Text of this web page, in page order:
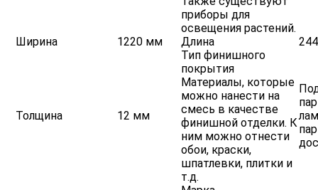
приборы для
освещения растений.
Ширина 1220 мм Длина
Толщина 12 мм
Тип финишного
покрытия
Материалы, которые
можно нанести на
смесь в качестве
финишной отделки. К
ним можно отнести
обои, краски,
шпатлевки, плитки и
т.д.